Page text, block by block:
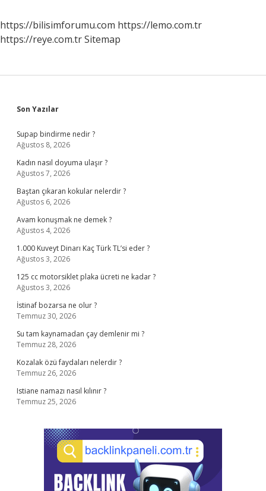
https://bilisimforumu.com https://lemo.com.tr
https://reye.com.trSitemap
Sidebar
Son Yazılar
Supap bindirme nedir ?
Ağustos 8, 2026
Kadın nasıl doyuma ulaşır ?
Ağustos 7, 2026
Baştan çıkaran kokular nelerdir ?
Ağustos 6, 2026
Avam konuşmak ne demek ?
Ağustos 4, 2026
1.000 Kuveyt Dinarı Kaç Türk TL’si eder ?
Ağustos 3, 2026
125 cc motorsiklet plaka ücreti ne kadar ?
Ağustos 3, 2026
İstinaf bozarsa ne olur ?
Temmuz 30, 2026
Su tam kaynamadan çay demlenir mi ?
Temmuz 28, 2026
Kozalak özü faydaları nelerdir ?
Temmuz 26, 2026
Istiane namazı nasıl kılınır ?
Temmuz 25, 2026